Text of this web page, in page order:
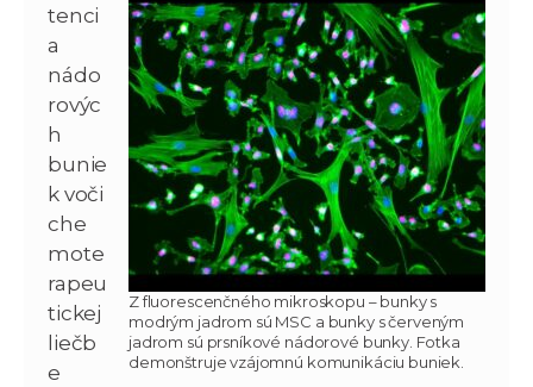
Z fluorescenčného mikroskopu – bunky s
modrým jadrom sú MSC a bunky s červeným
jadrom sú prsníkové nádorové bunky. Fotka
demonštruje vzájomnú komunikáciu buniek.
tenci
a
nádo
rovýc
h
bunie
k voči
che
mote
rapeu
tickej
liečb
e